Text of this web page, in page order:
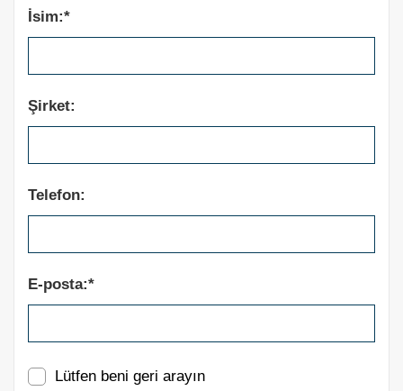
İsim:*
Şirket:
Telefon:
E-posta:*
Lütfen beni geri arayın